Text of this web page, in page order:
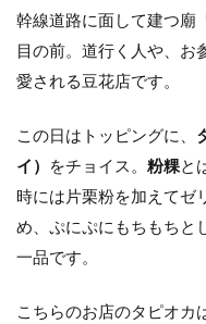
幹線道路に面して建つ廟
目の前。道行く人や、お
愛される豆花店です。
この日はトッピングに、
イ）
をチョイス。 粉粿と
時には片栗粉を加えてゼ
め、ぷにぷにもちもちと
一品です。
こちらのお店のタピオカ